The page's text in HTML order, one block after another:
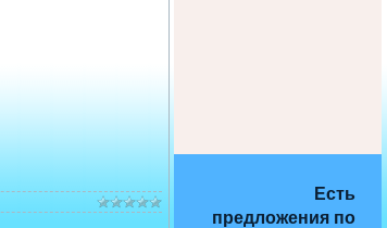
Есть
предложения по